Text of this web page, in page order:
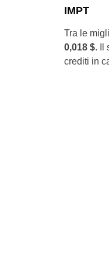
IMPT
Tra le
0,018 $. Il
crediti in